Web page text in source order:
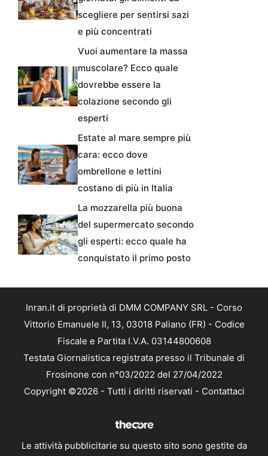
scegliere per sentirsi sazi
e più concentrati
Vuoi aumentare la massa
muscolare? Ecco quale
dovrebbe essere la
colazione secondo gli
esperti
Estate al mare sempre più
cara: ecco dove
ombrellone e lettini
costano di più in Italia
La mozzarella più buona
del supermercato secondo
gli esperti: ecco quale ha
conquistato il primo posto
Inran.it di proprietà di DMM COMPANY SRL - Corso
Vittorio Emanuele II, 13, 03018 Paliano (FR) - Codice
Fiscale e Partita I.V.A. 03144800608
Testata Giornalistica registrata presso il Tribunale di
Frosinone con n°03/2022 del 27/04/2022
Copyright ©2026 - Tutti i diritti riservati - Contattaci
Le attività pubblicitarie su questo sito sono gestite da